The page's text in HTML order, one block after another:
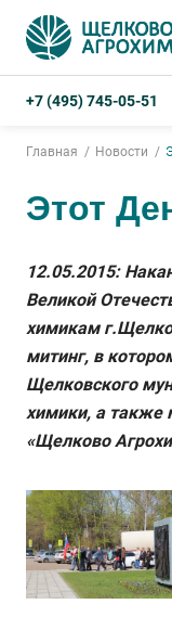
+7 (495) 745-05-51
Главная Новости
Этот
12.05.2015:
Великой
химикам
митинг, в
Щелковского
химики, а также
«Щелково